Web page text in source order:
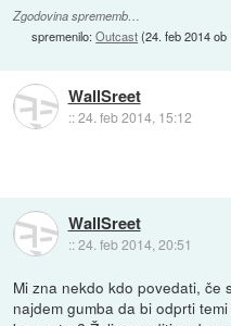
Zgodovina sprememb…
spremenilo:Outcast(24. feb 2014 ob
WallSreet
::24. feb 2014, 15:12
WallSreet
::24. feb 2014, 20:51
Mi zna nekdo kdo povedati, če
najdem gumba da bi odprti